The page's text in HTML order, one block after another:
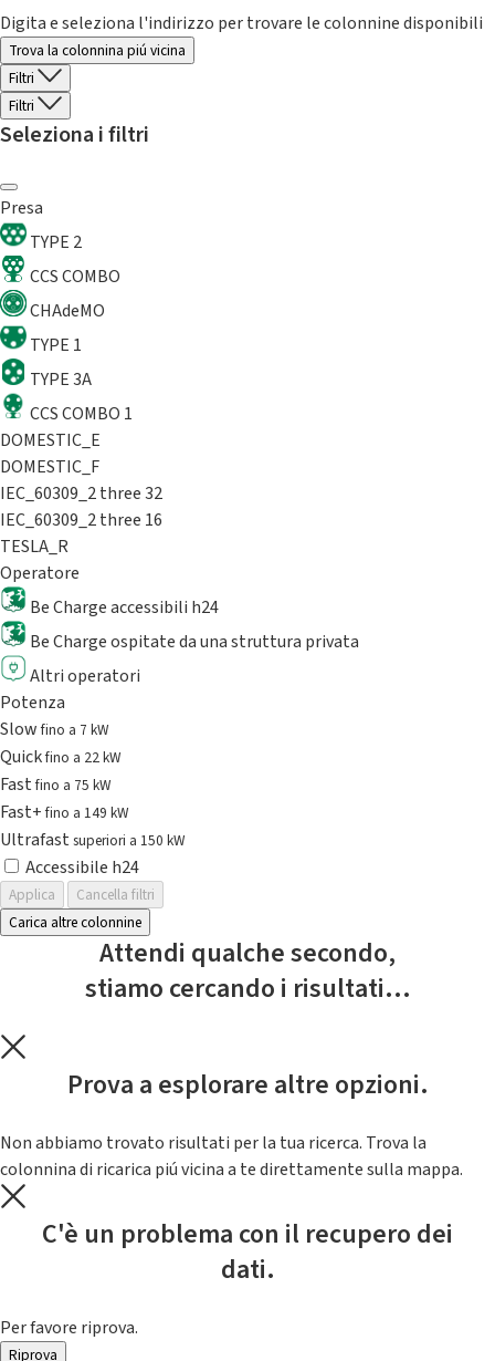
Digita e seleziona l'indirizzo per trovare le colonnine disponibili
Trova la colonnina piú vicina
Filtri
Filtri
Seleziona i filtri
Presa
TYPE 2
CCS COMBO
CHAdeMO
TYPE 1
TYPE 3A
CCS COMBO 1
DOMESTIC_E
DOMESTIC_F
IEC_60309_2 three 32
IEC_60309_2 three 16
TESLA_R
Operatore
Be Charge accessibili h24
Be Charge ospitate da una struttura privata
Altri operatori
Potenza
Slowfino a 7 kW
Quickfino a 22 kW
Fastfino a 75 kW
Fast+fino a 149 kW
Ultrafast superiori a 150 kW
Accessibile h24
Applica
Cancella filtri
Carica altre colonnine
Attendi qualche secondo,
stiamo cercando i risultati...
Prova a esplorare altre opzioni.
Non abbiamo trovato risultati per la tua ricerca. Trova la
colonnina di ricarica piú vicina a te direttamente sulla mappa.
C'è un problema con il recupero dei
dati.
Per favore riprova.
Riprova